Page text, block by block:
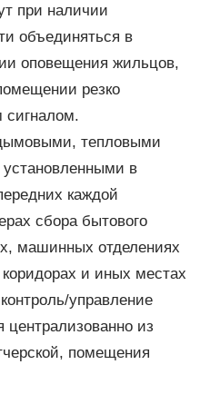
при наличии
объединяться в
оповещения жильцов,
резко
тепловыми
в
каждой
сбора бытового
машинных отделениях
и иных местах
управление
централизованно из
помещения